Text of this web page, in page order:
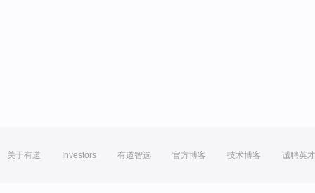
关于有道 Investors 有道智选 官方博客 技术博客 诚聘英才